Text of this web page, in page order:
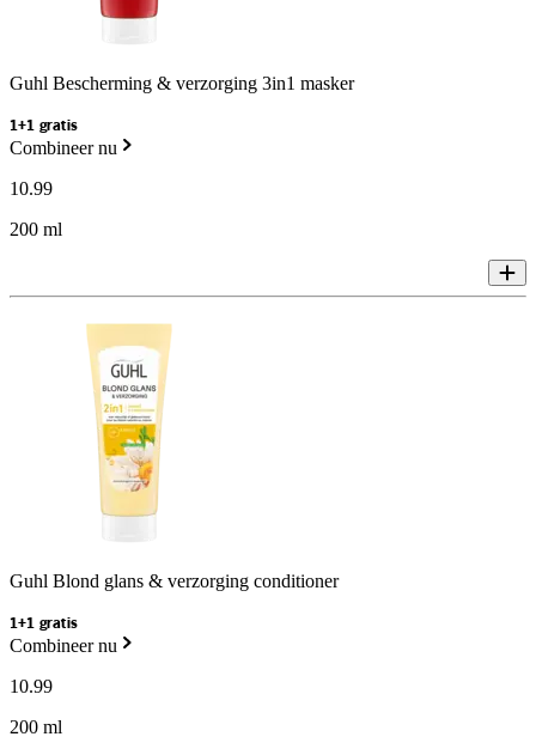
Guhl Bescherming & verzorging 3in1 masker
1+1 gratis
Combineer nu
10.99
200 ml
Guhl Blond glans & verzorging conditioner
1+1 gratis
Combineer nu
10.99
200 ml